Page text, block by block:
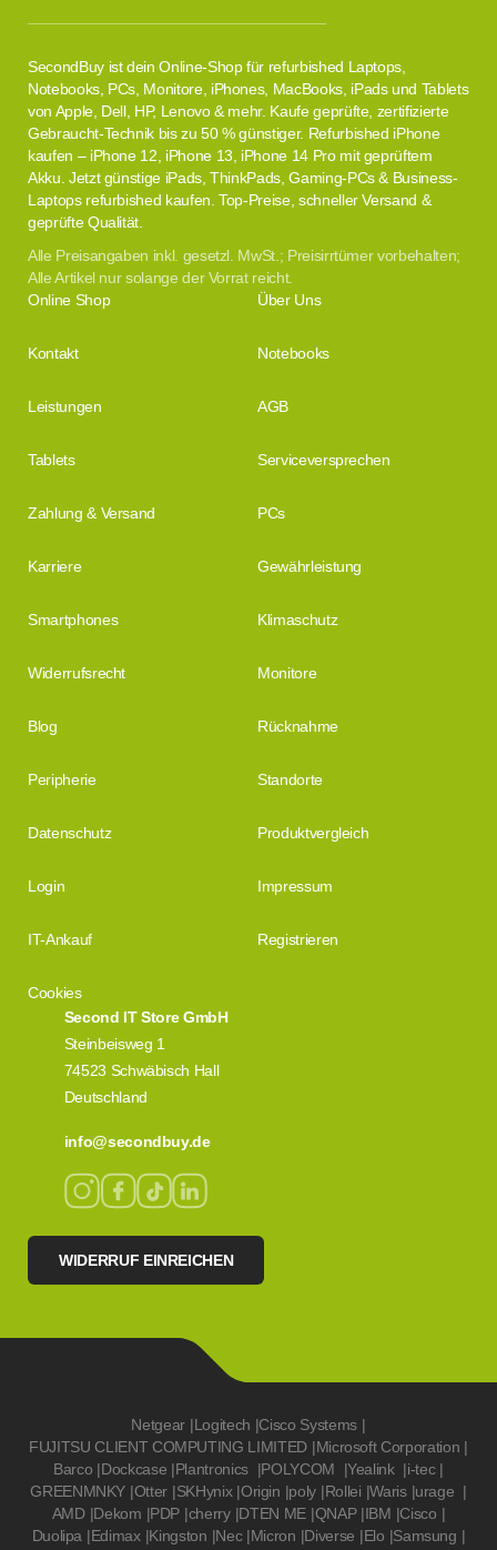
SecondBuy ist dein Online-Shop für refurbished Laptops,
Notebooks, PCs, Monitore, iPhones, MacBooks, iPads und Tablets
von Apple, Dell, HP, Lenovo & mehr. Kaufe geprüfte, zertifizierte
Gebraucht-Technik bis zu 50 % günstiger. Refurbished iPhone
kaufen – iPhone 12, iPhone 13, iPhone 14 Pro mit geprüftem
Akku. Jetzt günstige iPads, ThinkPads, Gaming-PCs & Business-
Laptops refurbished kaufen. Top-Preise, schneller Versand &
geprüfte Qualität.
Alle Preisangaben inkl. gesetzl. MwSt.; Preisirrtümer vorbehalten;
Alle Artikel nur solange der Vorrat reicht.
Second IT Store GmbH
Steinbeisweg 1
74523 Schwäbisch Hall
Deutschland
info@secondbuy.de
WIDERRUF EINREICHEN
Online Shop Über Uns
Kontakt Notebooks
Leistungen AGB
Tablets Serviceversprechen
Zahlung & Versand PCs
Karriere Gewährleistung
Smartphones Klimaschutz
Widerrufsrecht Monitore
Blog Rücknahme
Peripherie Standorte
Datenschutz Produktvergleich
Login Impressum
IT-Ankauf Registrieren
Cookies
Netgear |Logitech |Cisco Systems |
FUJITSU CLIENT COMPUTING LIMITED |Microsoft Corporation |
Barco |Dockcase |Plantronics |POLYCOM |Yealink |i-tec |
GREENMNKY |Otter |SKHynix |Origin |poly |Rollei |Waris |urage |
AMD |Dekom |PDP |cherry |DTEN ME |QNAP |IBM |Cisco |
Duolipa |Edimax |Kingston |Nec |Micron |Diverse |Elo |Samsung |